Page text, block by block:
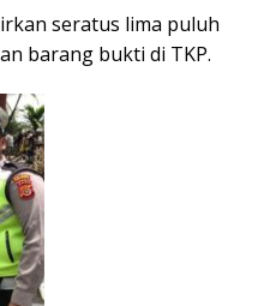
seratus lima puluh
barang bukti di TKP.